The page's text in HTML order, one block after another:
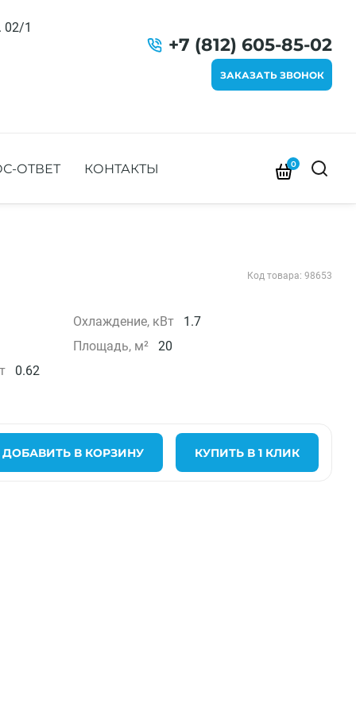
02/1
+7 (812) 605-85-02
ЗАКАЗАТЬ ЗВОНОК
ОТВЕТ КОНТАКТЫ 0
Код товара: 98653
Охлаждение, кВт
1.7
Площадь, м²
20
0.62
ДОБАВИТЬ В КОРЗИНУ КУПИТЬ В 1 КЛИК